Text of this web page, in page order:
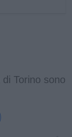
Torino sono